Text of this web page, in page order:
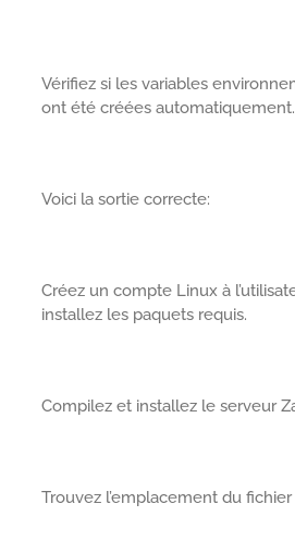
Vérifiez si les variables
ont été créées automatiquement.
Voici la sortie correcte:
Créez un compte Linux à
installez les paquets requis.
Compilez et installez le serveur
Trouvez l’emplacement du fichier